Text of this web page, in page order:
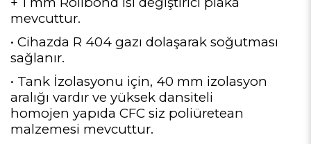
mevcuttur.
• Cihazda R 404 gazı dolaşarak soğutması
sağlanır.
• Tank İzolasyonu için, 40 mm izolasyon
aralığı vardır ve yüksek dansiteli
homojen yapıda CFC siz poliüretean
malzemesi mevcuttur.